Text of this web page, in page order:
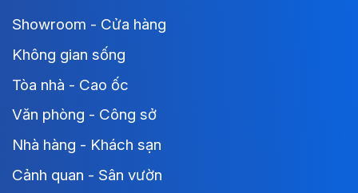
Showroom - Cửa hàng
Không gian sống
Tòa nhà - Cao ốc
Văn phòng - Công sở
Nhà hàng - Khách sạn
Cảnh quan - Sân vườn